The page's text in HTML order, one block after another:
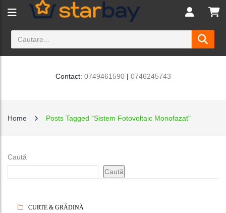
Contact: 0749461590| 0746245743
Home Posts Tagged "Sistem Fotovoltaic Monofazat"
Caută
Caută
CURTE & GRĂDINĂ